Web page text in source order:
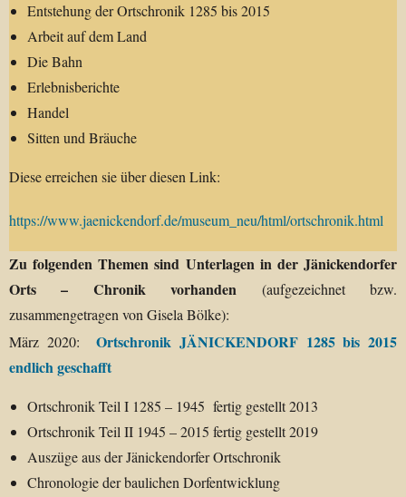
Entstehung der Ortschronik 1285 bis 2015
Arbeit auf dem Land
Die Bahn
Erlebnisberichte
Handel
Sitten und Bräuche
Diese erreichen sie über diesen Link:
https://www.jaenickendorf.de/museum_neu/html/ortschronik.html
Zu folgenden Themen sind Unterlagen in der Jänickendorfer
Orts – Chronik vorhanden (aufgezeichnet bzw.
zusammengetragen von Gisela Bölke):
März 2020:
Ortschronik JÄNICKENDORF 1285 bis 2015
endlich geschafft
Ortschronik Teil I 1285 – 1945 fertig gestellt 2013
Ortschronik Teil II 1945 – 2015 fertig gestellt 2019
Auszüge aus der Jänickendorfer Ortschronik
Chronologie der baulichen Dorfentwicklung